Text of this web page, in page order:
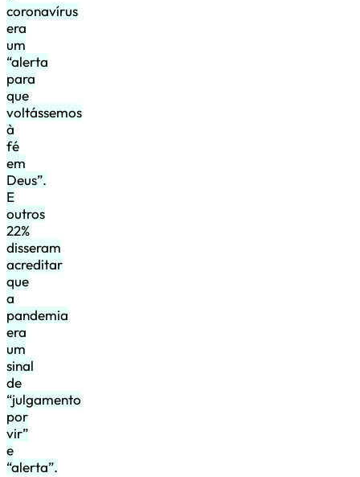
coronavírus
era
um
“alerta
para
que
voltássemos
à
fé
em
Deus”.
E
outros
22%
disseram
acreditar
que
a
pandemia
era
um
sinal
de
“julgamento
por
vir”
e
“alerta”.